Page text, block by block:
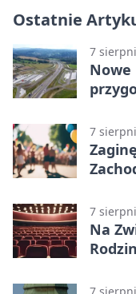
Ostatnie
7
Nowe
7
7
Na